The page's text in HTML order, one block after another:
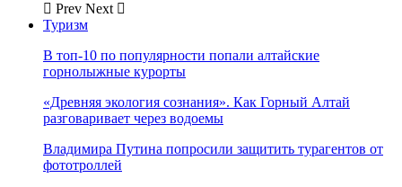
Prev Next
Туризм
В топ-10 по популярности попали алтайские
горнолыжные курорты
«Древняя экология сознания». Как Горный Алтай
разговаривает через водоемы
Владимира Путина попросили защитить турагентов от
фототроллей